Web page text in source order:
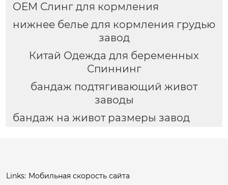
OEM Слинг для кормления
нижнее белье для кормления грудью
завод
Китай Одежда для беременных
Спиннинг
бандаж подтягивающий живот
заводы
бандаж на живот размеры завод
Links: Мобильная скорость сайта